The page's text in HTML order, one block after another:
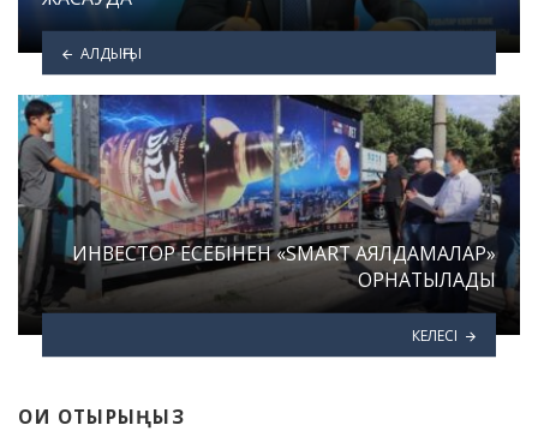
АЛДЫҢҒЫ
ИНВЕСТОР ЕСЕБІНЕН «SMART АЯЛДАМАЛАР»
ОРНАТЫЛАДЫ
КЕЛЕСІ
ОҚИ ОТЫРЫҢЫЗ